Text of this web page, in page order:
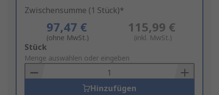
Zwischensumme (1 Stück)*
97,47 €
(ohne MwSt.)
115,99 €
(inkl. MwSt.)
Add
to
Basket
Stück
Menge auswählen oder eingeben
Hinzufügen